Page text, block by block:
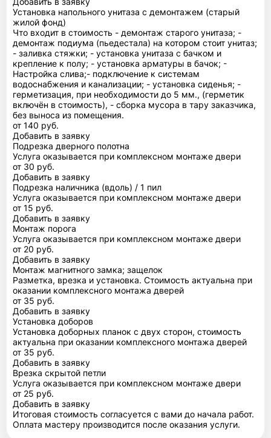
Установка напольного унитаза с демонтажем (старый
жилой фонд)
Что входит в стоимость - демонтаж старого унитаза; -
демонтаж подиума (пьедестала) на котором стоит унитаз;
- заливка стяжки; - установка унитаза с бачком и
крепление к полу; - установка арматуры в бачок; -
Настройка слива;- подключение к системам
водоснабжения и канализации; - установка сиденья; -
герметизация, при необходимости до 5 мм., (герметик
включён в стоимость), - сборка мусора в тару заказчика,
без выноса из помещения.
от 140 руб.
Добавить в заявку
Подрезка дверного полотна
Услуга оказывается при комплексном монтаже двери
от 30 руб.
Добавить в заявку
Подрезка наличника (вдоль) / 1 пил
Услуга оказывается при комплексном монтаже двери
от 15 руб.
Добавить в заявку
Монтаж порога
Услуга оказывается при комплексном монтаже двери
от 20 руб.
Добавить в заявку
Монтаж магнитного замка; защелок
Разметка, врезка и установка. Стоимость актуальна при
оказании комплексного монтажа дверей
от 35 руб.
Добавить в заявку
Установка доборов
Установка доборных планок с двух сторон, стоимость
актуальна при оказании комплексного монтажа дверей
от 35 руб.
Добавить в заявку
Врезка скрытой петли
Услуга оказывается при комплексном монтаже двери
от 25 руб.
Добавить в заявку
Итоговая стоимость согласуется с вами до начала работ.
Оплата мастеру производится после оказания услуги.